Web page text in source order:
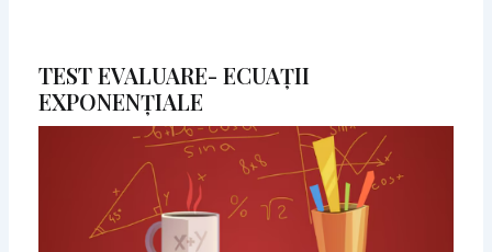
TEST EVALUARE- ECUAȚII
EXPONENȚIALE